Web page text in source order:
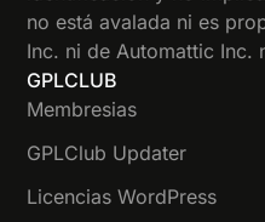
no está avalada ni es
Inc. ni de Automattic Inc.
GPLCLUB
Membresias
GPLClub Updater
Licencias WordPress